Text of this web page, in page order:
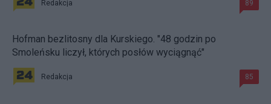
Redakcja 89
Hofman bezlitosny dla Kurskiego. "48 godzin po
Smoleńsku liczył, których posłów wyciągnąć"
Redakcja 85